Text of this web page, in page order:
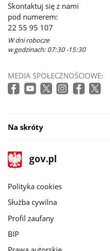
Skontaktuj się z nami
pod numerem:
22 55 95 107
W dni robocze
w godzinach: 07:30 -15:30
MEDIA SPOŁECZNOŚCIOWE:
Na skróty
stopka
gov.pl
Strona
gov.pl
gov.pl
Polityka cookies
Służba cywilna
Profil zaufany
BIP